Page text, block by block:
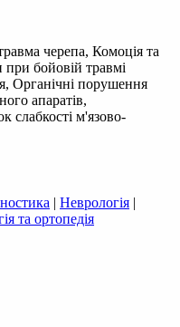
черепа, Комоція та
при бойовій травмі
Органічні порушення
апаратів,
слабкості м'язово-
| Неврологія |
та ортопедія